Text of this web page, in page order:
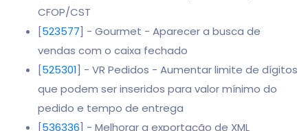
CFOP/CST
[523577] - Gourmet - Aparecer a busca de
vendas com o caixa fechado
[525301] - VR Pedidos - Aumentar limite de dígitos
que podem ser inseridos para valor mínimo do
pedido e tempo de entrega
[536336] - Melhorar a exportação de XML